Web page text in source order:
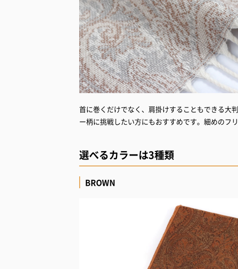
首に巻くだけでなく、肩掛けすることもできる大
ー柄に挑戦したい方にもおすすめです。細めのフ
選べるカラーは3種類
BROWN